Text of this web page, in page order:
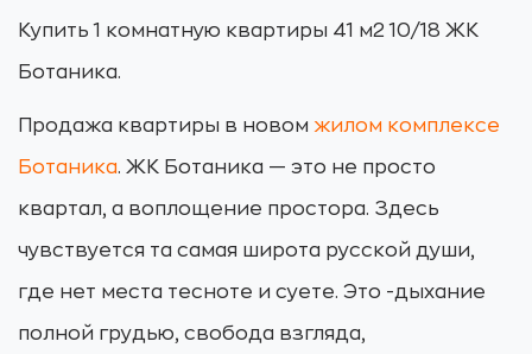
Купить 1 комнатную квартиры 41 м2 10/18 ЖК
Ботаника.
Продажа квартиры в новом жилом комплексе
Ботаника. ЖК Ботаника — это не просто
квартал, а воплощение простора. Здесь
чувствуется та самая широта русской души,
где нет места тесноте и суете. Это -дыхание
полной грудью, свобода взгляда,